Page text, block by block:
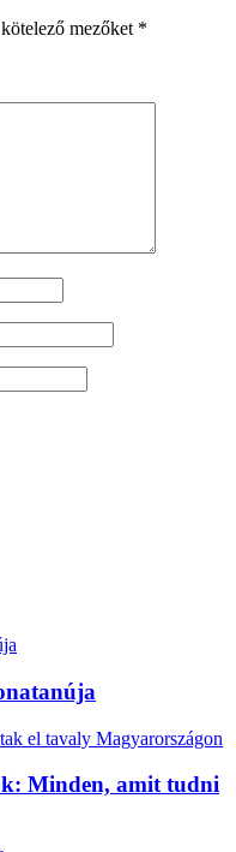
mezőket *
Minden, amit tudni